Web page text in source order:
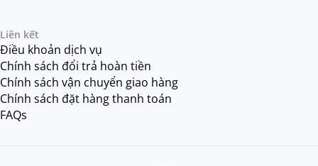
Liên kết
Điều khoản dịch vụ
Chính sách đổi trả hoàn tiền
Chính sách vận chuyển giao hàng
Chính sách đặt hàng thanh toán
FAQs